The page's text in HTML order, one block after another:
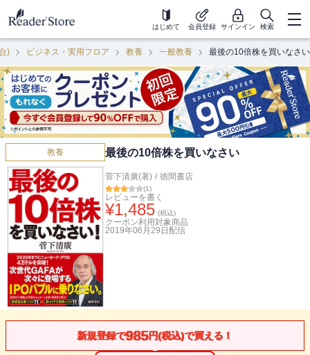
はじめて 会員登録 サインイン 検索
) ビジネス・実用フロア 教養 一般教養 最後の10倍株を買いなさい
教養 最後の10倍株を買いなさい
菅下清廣(著) / 徳間書店
(1)
レビューを書く
¥1,485 (税込)
クーポン利用対象商品
2019年06月29日 配信
新規登録で985円(税込)で買える！